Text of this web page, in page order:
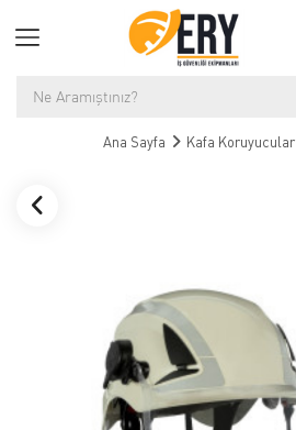
Ana Sayfa Kafa Koruyucular